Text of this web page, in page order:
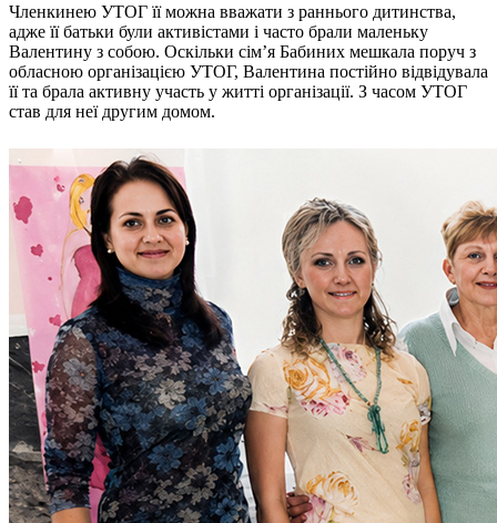
Членкинею УТОГ її можна вважати з раннього дитинства,
адже її батьки були активістами і часто брали маленьку
Валентину з собою. Оскільки сім’я Бабиних мешкала поруч з
обласною організацією УТОГ, Валентина постійно відвідувала
її та брала активну участь у житті організації. З часом УТОГ
став для неї другим домом.